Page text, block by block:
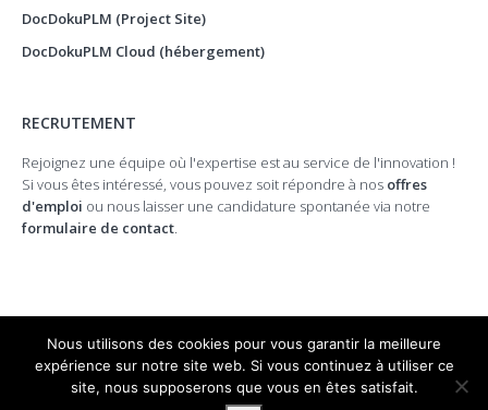
DocDokuPLM (Project Site)
DocDokuPLM Cloud (hébergement)
RECRUTEMENT
Rejoignez une équipe où l'expertise est au service de l'innovation !
Si vous êtes intéressé, vous pouvez soit répondre à nos offres
d'emploi ou nous laisser une candidature spontanée via notre
formulaire de contact.
Nous utilisons des cookies pour vous garantir la meilleure
expérience sur notre site web. Si vous continuez à utiliser ce
site, nous supposerons que vous en êtes satisfait.